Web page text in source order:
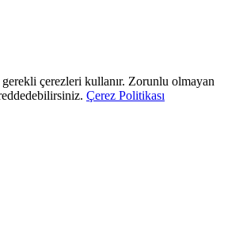
gerekli çerezleri kullanır. Zorunlu olmayan
Çerez Politikası